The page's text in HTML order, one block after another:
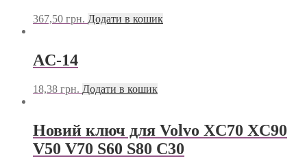
367,50 грн. Додати в кошик
AC-14
18,38 грн. Додати в кошик
Новий ключ для Volvo XC70 XC90
V50 V70 S60 S80 C30